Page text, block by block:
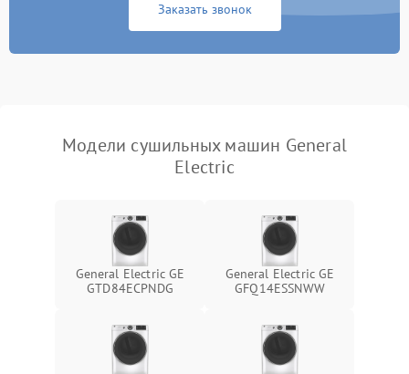
1500 ₽ Подробнее →
Заказать звонок
Модели сушильных машин General
Electric
General Electric GE
GTD84ECPNDG
General Electric GE
GFQ14ESSNWW